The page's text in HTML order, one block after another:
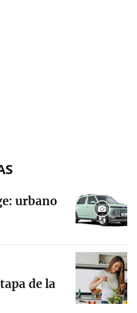
urbano
de la